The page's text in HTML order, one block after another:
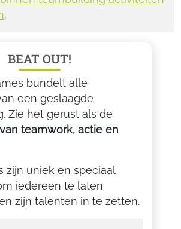
.
BEAT OUT!
bundelt alle
een geslaagde
Zie het gerust als de
teamwork, actie en
zijn uniek en speciaal
iedereen te laten
zijn talenten in te zetten.